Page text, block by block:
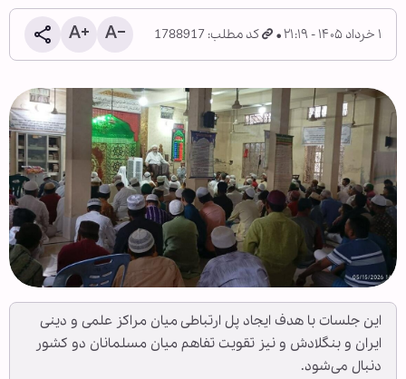
۱ خرداد ۱۴۰۵ - ۲۱:۱۹ کد مطلب: 1788917
این جلسات با هدف ایجاد پل ارتباطی میان مراکز علمی و دینی
ایران و بنگلادش و نیز تقویت تفاهم میان مسلمانان دو کشور
دنبال می‌شود.